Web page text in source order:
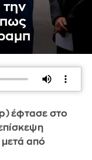
την
έφτασε στο
από